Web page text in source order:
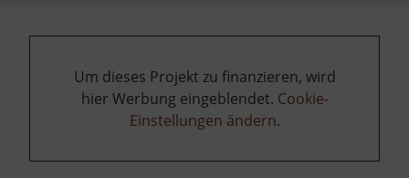
Um dieses Projekt zu finanzieren, wird
hier Werbung eingeblendet. Cookie-
Einstellungen ändern.